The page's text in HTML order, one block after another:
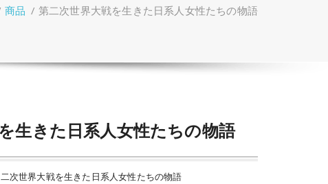
商品 / 第二次世界大戦を生きた日系人女性たちの物語
生きた日系人女性たちの物語
次世界大戦を生きた日系人女性たちの物語